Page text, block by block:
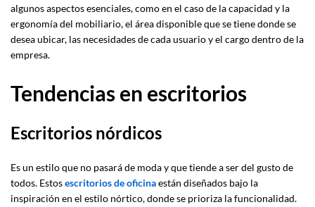
algunos aspectos esenciales, como en el caso de la capacidad y la
ergonomía del mobiliario, el área disponible que se tiene donde se
desea ubicar, las necesidades de cada usuario y el cargo dentro de la
empresa.
Tendencias en escritorios
Escritorios nórdicos
Es un estilo que no pasará de moda y que tiende a ser del gusto de
todos. Estosescritorios de oficinaestán diseñados bajo la
inspiración en el estilo nórtico, donde se prioriza la funcionalidad.